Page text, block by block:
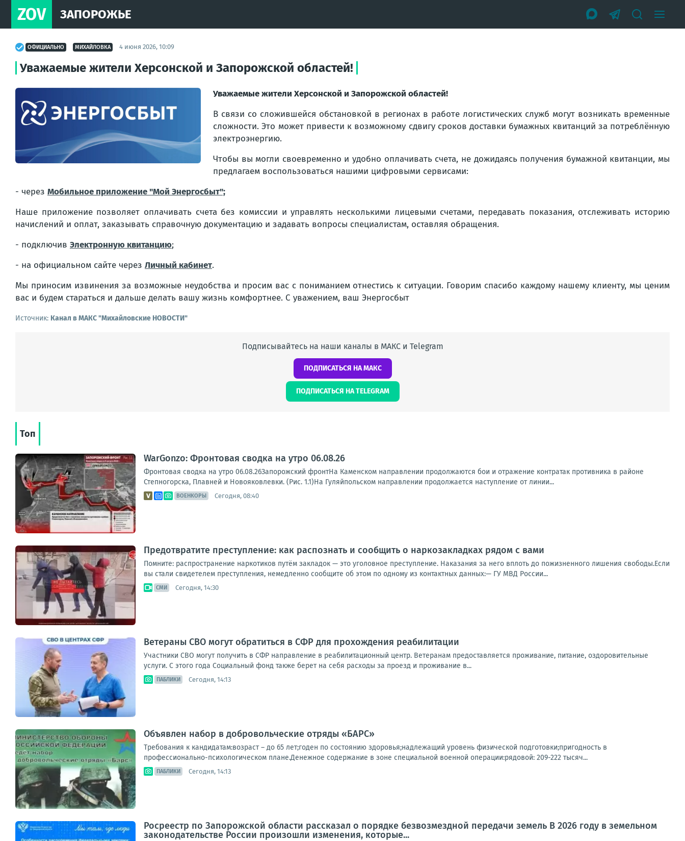
ZOV ЗАПОРОЖЬЕ
ОФИЦИАЛЬНО МИХАЙЛОВКА 4 июня 2026, 10:09
Уважаемые жители Херсонской и Запорожской областей!
Уважаемые жители Херсонской и Запорожской областей!
В связи со сложившейся обстановкой в регионах в работе логистических служб могут возникать временные
сложности. Это может привести к возможному сдвигу сроков доставки бумажных квитанций за потреблённую
электроэнергию.
Чтобы вы могли своевременно и удобно оплачивать счета, не дожидаясь получения бумажной квитанции, мы
предлагаем воспользоваться нашими цифровыми сервисами:
- через Мобильное приложение "Мой Энергосбыт";
Наше приложение позволяет оплачивать счета без комиссии и управлять несколькими лицевыми счетами, передавать показания, отслеживать историю
начислений и оплат, заказывать справочную документацию и задавать вопросы специалистам, оставляя обращения.
- подключив Электронную квитанцию;
- на официальном сайте через Личный кабинет.
Мы приносим извинения за возможные неудобства и просим вас с пониманием отнестись к ситуации. Говорим спасибо каждому нашему клиенту, мы ценим
вас и будем стараться и дальше делать вашу жизнь комфортнее. С уважением, ваш Энергосбыт
Источник: Канал в МАКС "Михайловские НОВОСТИ"
Подписывайтесь на наши каналы в МАКС и Telegram
ПОДПИСАТЬСЯ НА МАКС
ПОДПИСАТЬСЯ НА TELEGRAM
Топ
WarGonzo: Фронтовая сводка на утро 06.08.26
Фронтовая сводка на утро 06.08.26Запорожский фронтНа Каменском направлении продолжаются бои и отражение контратак противника в районе
Степногорска, Плавней и Новояковлевки. (Рис. 1.1)На Гуляйпольском направлении продолжается наступление от линии...
ВОЕНКОРЫ Сегодня, 08:40
Предотвратите преступление: как распознать и сообщить о наркозакладках рядом с вами
Помните: распространение наркотиков путём закладок — это уголовное преступление. Наказания за него вплоть до пожизненного лишения свободы.Если
вы стали свидетелем преступления, немедленно сообщите об этом по одному из контактных данных:— ГУ МВД России...
СМИ Сегодня, 14:30
Ветераны СВО могут обратиться в СФР для прохождения реабилитации
Участники СВО могут получить в СФР направление в реабилитационный центр. Ветеранам предоставляется проживание, питание, оздоровительные
услуги. С этого года Социальный фонд также берет на себя расходы за проезд и проживание в...
ПАБЛИКИ Сегодня, 14:13
Объявлен набор в добровольческие отряды «БАРС»
Требования к кандидатам:возраст – до 65 лет;годен по состоянию здоровья;надлежащий уровень физической подготовки;пригодность в
профессионально-психологическом плане.Денежное содержание в зоне специальной военной операции:рядовой: 209-222 тысяч...
ПАБЛИКИ Сегодня, 14:13
Росреестр по Запорожской области рассказал о порядке безвозмездной передачи земель В 2026 году в земельном
законодательстве России произошли изменения, которые...